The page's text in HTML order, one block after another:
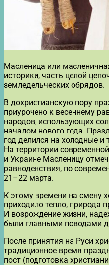
Масленица или
историки, часть целой
земледельческих обрядов.
В дохристианскую пору
приурочено к весеннему
народов, использующих
началом нового года.
год делился на холодные и
На территории
и Украине Масленицу
равноденствия, по
21–22 марта.
К этому времени на смену
приходило тепло, природа
И возрождение жизни,
были главными поводами
После принятия на Руси
традиционное время
пост (подготовка